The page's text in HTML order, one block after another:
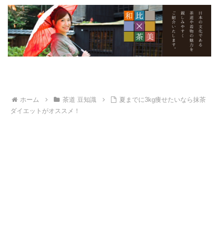
ホーム 茶道 豆知識
夏までに3kg痩せたいなら抹茶
ダイエットがオススメ！